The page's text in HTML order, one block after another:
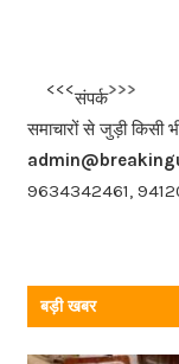
b
o
o
k
<<<
संपर्क
>>>
समाचारों से जुड़ी किसी
9634342461,
बड़ी खबर